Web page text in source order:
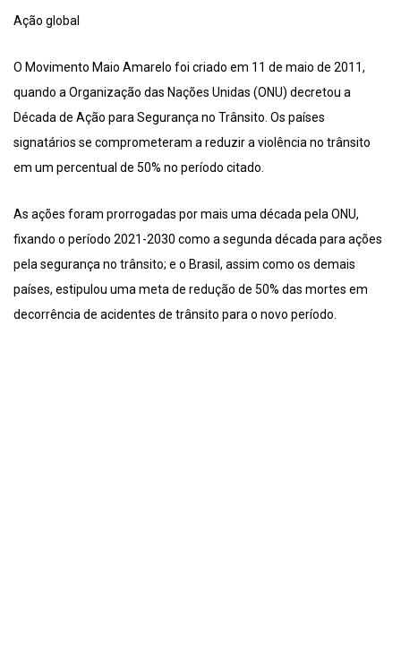
Ação global
O Movimento Maio Amarelo foi criado em 11 de maio de 2011,
quando a Organização das Nações Unidas (ONU) decretou a
Década de Ação para Segurança no Trânsito. Os países
signatários se comprometeram a reduzir a violência no trânsito
em um percentual de 50% no período citado.
As ações foram prorrogadas por mais uma década pela ONU,
fixando o período 2021-2030 como a segunda década para ações
pela segurança no trânsito; e o Brasil, assim como os demais
países, estipulou uma meta de redução de 50% das mortes em
decorrência de acidentes de trânsito para o novo período.